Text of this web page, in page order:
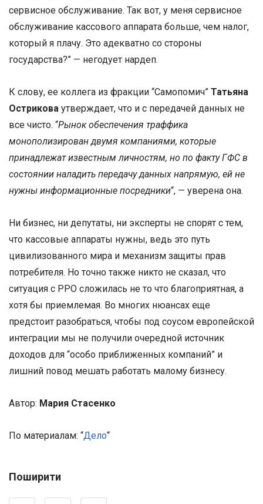
сервисное обслуживание. Так вот, у меня сервисное
обслуживание кассового аппарата больше, чем налог,
который я плачу. Это адекватно со стороны
государства?” — негодует нардеп.
К слову, ее коллега из фракции “Самопомич” Татьяна
Острикова утверждает, что и с передачей данных не
все чисто. “Рынок обеспечения траффика
монополизирован двумя компаниями, которые
принадлежат известным личностям, но по факту ГФС в
состоянии наладить передачу данных напрямую, ей не
нужны информационные посредники“, — уверена она.
Ни бизнес, ни депутаты, ни эксперты не спорят с тем,
что кассовые аппараты нужны, ведь это путь
цивилизованного мира и механизм защиты прав
потребителя. Но точно также никто не сказал, что
ситуация с РРО сложилась не то что благоприятная, а
хотя бы приемлемая. Во многих нюансах еще
предстоит разобраться, чтобы под соусом европейской
интеграции мы не получили очередной источник
доходов для “особо приближенных компаний” и
лишний повод мешать работать малому бизнесу.
Автор: Мария Стасенко
По материалам: “Дело“
Поширити